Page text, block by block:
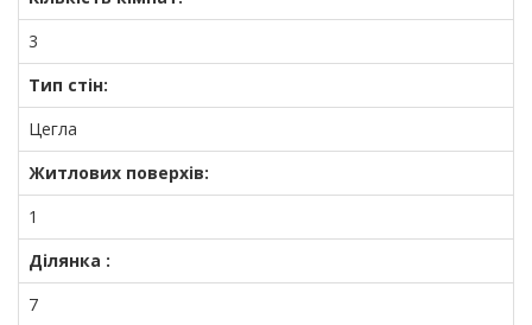
3
Тип стін:
Цегла
Житлових поверхів:
1
Ділянка :
7